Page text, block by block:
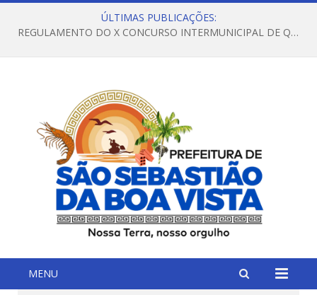
ÚLTIMAS PUBLICAÇÕES:
REGULAMENTO DO X CONCURSO INTERMUNICIPAL DE QUADRILHAS JUNINAS – 2026 – ARRAIÁ DA VENEZA
MENU